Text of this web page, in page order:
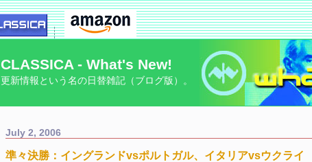
CLASSICA - What's New!
更新情報という名の日替雑記（ブログ版）。
July 2, 2006
準々決勝：イングランドvsポルトガル、イタリアvsウクライ